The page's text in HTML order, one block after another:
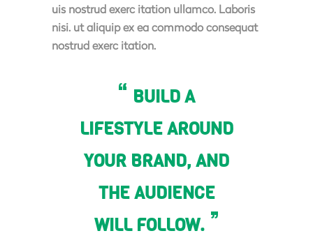
uis nostrud exerc itation ullamco. Laboris
nisi. ut aliquip ex ea commodo consequat
nostrud exerc itation.
BUILD A
LIFESTYLE AROUND
YOUR BRAND, AND
THE AUDIENCE
WILL FOLLOW.